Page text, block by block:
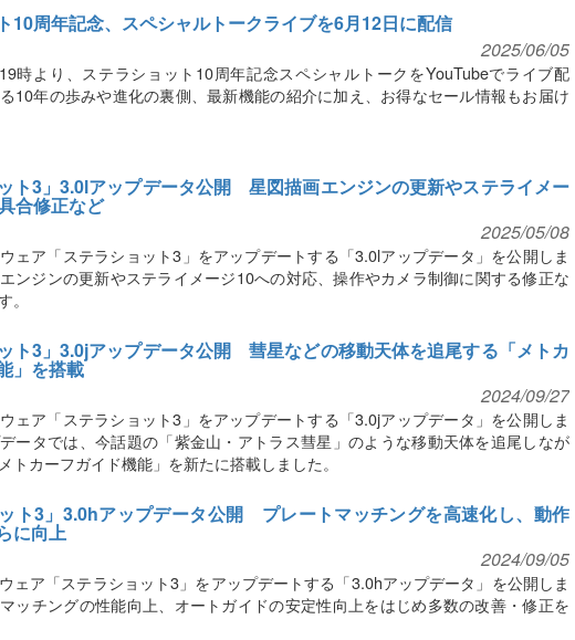
10周年記念、スペシャルトークライブを6月12日に配信
2025/06/05
時より、ステラショット10周年記念スペシャルトークをYouTubeでライブ配
10年の歩みや進化の裏側、最新機能の紹介に加え、お得なセール情報もお届け
ット3」3.0lアップデータ公開 星図描画エンジンの更新やステライメー
合修正など
2025/05/08
ェア「ステラショット3」をアップデートする「3.0lアップデータ」を公開しま
ンジンの更新やステライメージ10への対応、操作やカメラ制御に関する修正な
ト3」3.0jアップデータ公開 彗星などの移動天体を追尾する「メトカ
」を搭載
2024/09/27
ェア「ステラショット3」をアップデートする「3.0jアップデータ」を公開しま
ータでは、今話題の「紫金山・アトラス彗星」のような移動天体を追尾しなが
トカーフガイド機能」を新たに搭載しました。
ット3」3.0hアップデータ公開 プレートマッチングを高速化し、動作
に向上
2024/09/05
ェア「ステラショット3」をアップデートする「3.0hアップデータ」を公開しま
ッチングの性能向上、オートガイドの安定性向上をはじめ多数の改善・修正を